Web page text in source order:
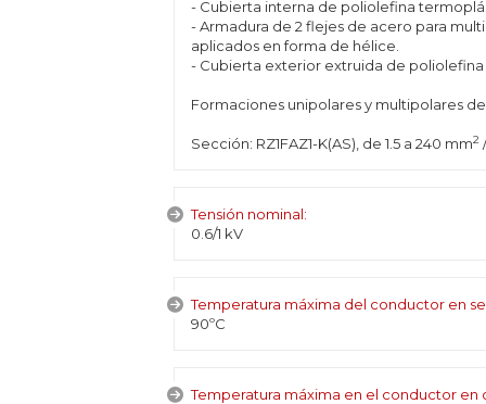
- Cubierta interna de poliolefina
- Armadura de 2 flejes de acero para
aplicados en forma de hélice.
- Cubierta exterior extruida de poliolefina
Formaciones unipolares y multipolares de
Sección: RZ1FAZ1-K(AS), de 1.5 a 240 mm2/
Tensión nominal:
0.6/1 kV
Temperatura máxima del conductor en
90ºC
Temperatura máxima en el conductor